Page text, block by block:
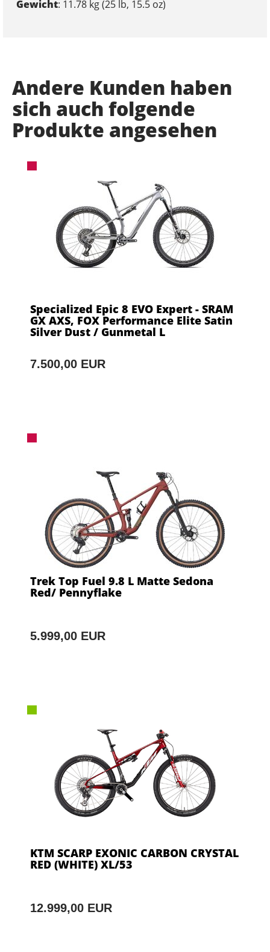
Gewicht: 11.78 kg (25 lb, 15.5 oz)
Andere Kunden haben
sich auch folgende
Produkte angesehen
Specialized Epic 8 EVO Expert - SRAM
GX AXS, FOX Performance Elite Satin
Silver Dust / Gunmetal L
7.500,00 EUR
Trek Top Fuel 9.8 L Matte Sedona
Red/ Pennyflake
5.999,00 EUR
KTM SCARP EXONIC CARBON CRYSTAL
RED (WHITE) XL/53
12.999,00 EUR